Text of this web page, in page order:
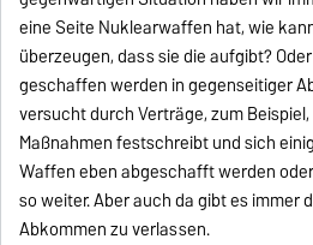
eine Seite Nuklearwaffen hat, wie
überzeugen, dass sie die aufgibt?
geschaffen werden in gegenseitiger
versucht durch Verträge, zum
Maßnahmen festschreibt und sich
Waffen eben abgeschafft werden
so weiter. Aber auch da gibt es immer
Abkommen zu verlassen.